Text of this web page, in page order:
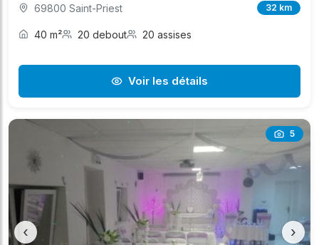
69800 Saint-Priest 32 km
40 m² 20 debout 20 assises
Voir les détails
5
‹ ›